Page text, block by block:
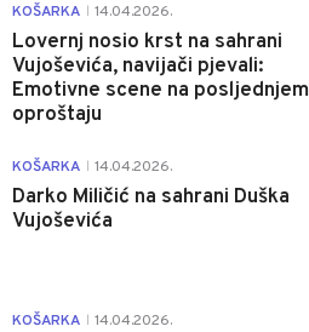
KOŠARKA 14.04.2026.
Lovernj nosio krst na sahrani
Vujoševića, navijači pjevali:
Emotivne scene na posljednjem
oproštaju
KOŠARKA 14.04.2026.
Darko Miličić na sahrani Duška
Vujoševića
KOŠARKA 14.04.2026.